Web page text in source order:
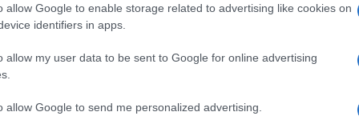
allow Google to enable storage related to advertising like cookies on
identifiers in apps.
allow my user data to be sent to Google for online advertising
allow Google to send me personalized advertising.
fritti a cura dell’ Associazione di Nuraxi e
che prevede la partecipazione di oltre 70
cultura e le tradizioni della Sardegna.
gli Sbandieratori di Sassari , seguiti dalle
completano il corteo il Gruppo Folk di